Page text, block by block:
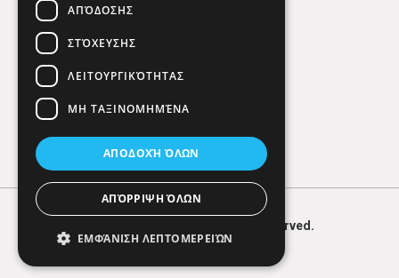
HERE. All Rights Reserved.
ΑΠΌΔΟΣΗΣ
ΣΤΌΧΕΥΣΗΣ
ΛΕΙΤΟΥΡΓΙΚΌΤΗΤΑΣ
ΜΗ ΤΑΞΙΝΟΜΗΜΈΝΑ
ΑΠΟΔΟΧΉ ΌΛΩΝ
ΑΠΌΡΡΙΨΗ ΌΛΩΝ
ΕΜΦΆΝΙΣΗ ΛΕΠΤΟΜΕΡΕΙΏΝ